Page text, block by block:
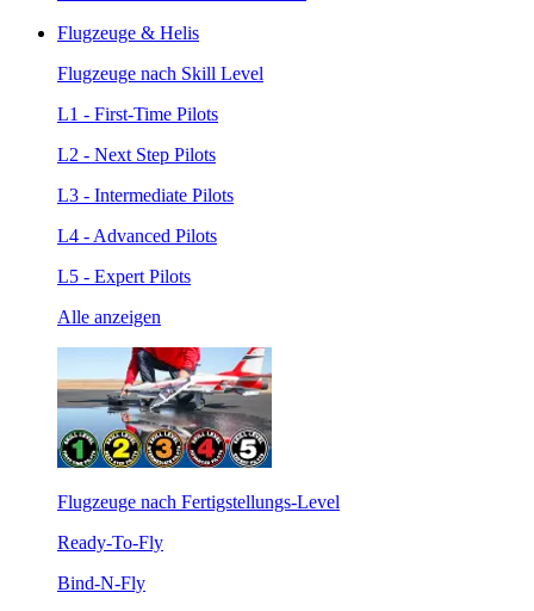
Flugzeuge & Helis
Flugzeuge nach Skill Level
L1 - First-Time Pilots
L2 - Next Step Pilots
L3 - Intermediate Pilots
L4 - Advanced Pilots
L5 - Expert Pilots
Alle anzeigen
Flugzeuge nach Fertigstellungs-Level
Ready-To-Fly
Bind-N-Fly